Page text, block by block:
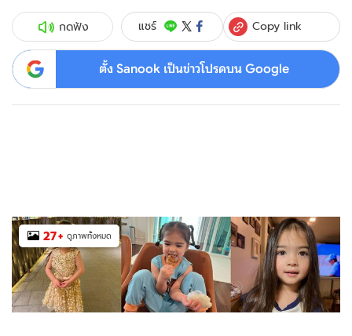
กดฟัง แชร์ Copy link
ตั้ง Sanook เป็นข่าวโปรดบน Google
27+ ดูภาพทั้งหมด